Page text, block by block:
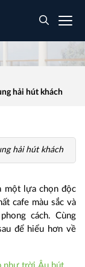
hải hút khách
hải hút khách
một lựa chọn độc
cafe màu sắc và
cách. Cùng
để hiểu hơn về